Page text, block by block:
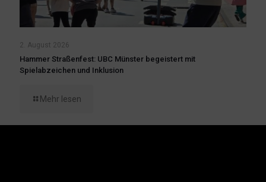
2. August 2026
Hammer Straßenfest: UBC Münster begeistert mit
Spielabzeichen und Inklusion
Mehr lesen